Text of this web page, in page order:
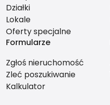
Działki
Lokale
Oferty specjalne
Formularze
Zgłoś nieruchomość
Zleć poszukiwanie
Kalkulator